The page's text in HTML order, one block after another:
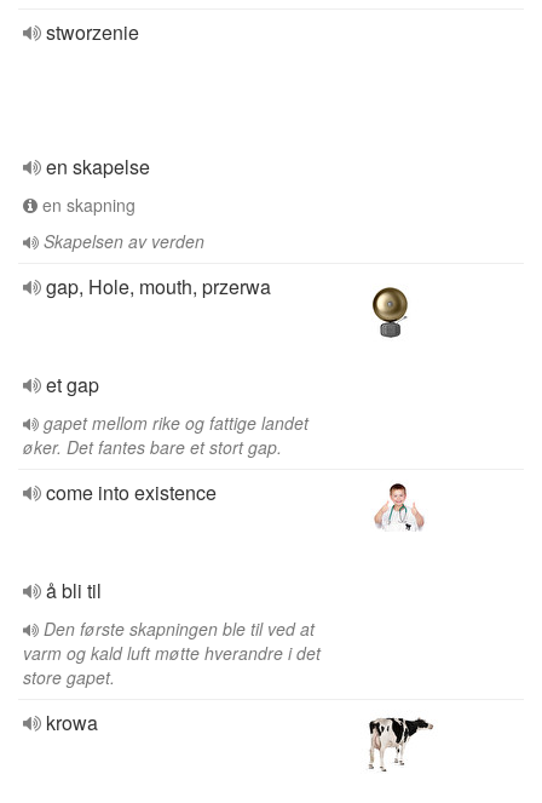
stworzenie
en skapelse
en skapning
Skapelsen av verden
gap, Hole, mouth, przerwa
et gap
gapet mellom rike og fattige landet
øker. Det fantes bare et stort gap.
come into existence
å bli til
Den første skapningen ble til ved at
varm og kald luft møtte hverandre i det
store gapet.
krowa